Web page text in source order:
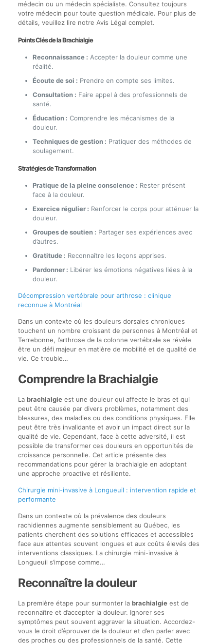
médecin ou un médecin spécialiste. Consultez toujours
votre médecin pour toute question médicale. Pour plus de
détails, veuillez lire notre Avis Légal complet.
Points Clés de la Brachialgie
Reconnaissance : Accepter la douleur comme une
réalité.
Écoute de soi : Prendre en compte ses limites.
Consultation : Faire appel à des professionnels de
santé.
Éducation : Comprendre les mécanismes de la
douleur.
Techniques de gestion : Pratiquer des méthodes de
soulagement.
Stratégies de Transformation
Pratique de la pleine conscience : Rester présent
face à la douleur.
Exercice régulier : Renforcer le corps pour atténuer la
douleur.
Groupes de soutien : Partager ses expériences avec
d’autres.
Gratitude : Reconnaître les leçons apprises.
Pardonner : Libérer les émotions négatives liées à la
douleur.
Décompression vertébrale pour arthrose : clinique
reconnue à Montréal
Dans un contexte où les douleurs dorsales chroniques
touchent un nombre croissant de personnes à Montréal et
Terrebonne, l’arthrose de la colonne vertébrale se révèle
être un défi majeur en matière de mobilité et de qualité de
vie. Ce trouble…
Comprendre la Brachialgie
La brachialgieest une douleur qui affecte le bras et qui
peut être causée par divers problèmes, notamment des
blessures, des maladies ou des conditions physiques. Elle
peut être très invalidante et avoir un impact direct sur la
qualité de vie. Cependant, face à cette adversité, il est
possible de transformer ces douleurs en opportunités de
croissance personnelle. Cet article présente des
recommandations pour gérer la brachialgie en adoptant
une approche proactive et résiliente.
Chirurgie mini-invasive à Longueuil : intervention rapide et
performante
Dans un contexte où la prévalence des douleurs
rachidiennes augmente sensiblement au Québec, les
patients cherchent des solutions efficaces et accessibles
face aux attentes souvent longues et aux coûts élevés des
interventions classiques. La chirurgie mini-invasive à
Longueuil s’impose comme…
Reconnaître la douleur
La première étape pour surmonter la brachialgieest de
reconnaître et d’accepter la douleur. Ignorer ses
symptômes peut souvent aggraver la situation. Accordez-
vous le droit d’éprouver de la douleur et d’en parler avec
des proches ou des professionnels de la santé. Cette